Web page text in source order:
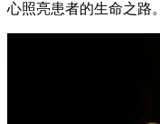
心照亮患者的生命之路。